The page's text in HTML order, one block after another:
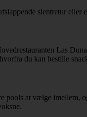
slentretur eller
Las
du kan bestille
pools at vælge